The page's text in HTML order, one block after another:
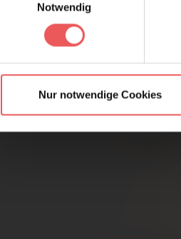
Notwendig
Nur notwendige Cookies